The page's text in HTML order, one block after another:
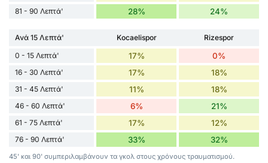
81 - 90 Λεπτά' 28% 24%
Ανά 15 Λεπτά' Kocaelispor
Rizespor
0 - 15 Λεπτά'
17% 0%
16 - 30 Λεπτά' 17% 18%
31 - 45 Λεπτά' 11% 18%
46 - 60 Λεπτά' 6% 21%
61 - 75 Λεπτά' 17% 12%
76 - 90 Λεπτά' 33% 32%
45' και 90' συμπεριλαμβάνουν τα γκολ στους χρόνους τραυματισμού.